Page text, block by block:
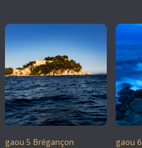
gaou 5 Brégançon gaou 6